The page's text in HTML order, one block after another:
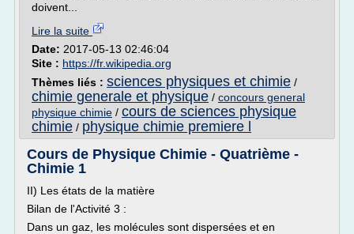
doivent...
Lire la suite
Date: 2017-05-13 02:46:04
Site : https://fr.wikipedia.org
Thèmes liés : sciences physiques et chimie /
chimie generale et physique / concours general
physique chimie / cours de sciences physique
chimie / physique chimie premiere l
Cours de Physique Chimie - Quatrième -
Chimie 1
II) Les états de la matière
Bilan de l'Activité 3 :
Dans un gaz, les molécules sont dispersées et en